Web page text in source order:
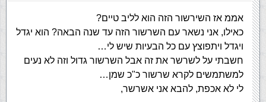
אממ אז השירשור הזה הוא לליב טיים?
כאילו, אני נשאר עם השרשור הזה עד שנה הבאה? הוא יגדל
ויגדל ויתפוצץ עם כל הבעיות שיש לי…
חשבתי על לשרשר את זה אבל השרשור גדול וזה לא נעים
למשתמשים לקרא שרשור כ"כ שמן…
לי לא אכפת, להבא אני אשרשר,